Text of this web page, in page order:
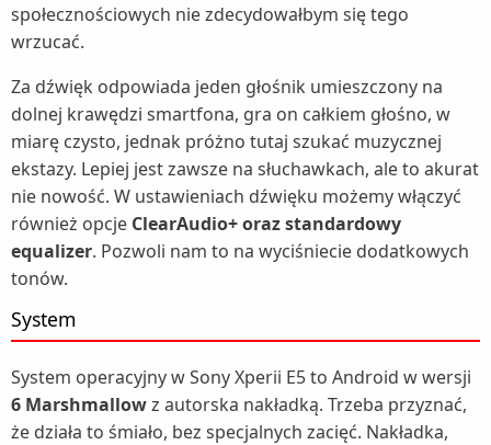
społecznościowych nie zdecydowałbym się tego
wrzucać.
Za dźwięk odpowiada jeden głośnik umieszczony na
dolnej krawędzi smartfona, gra on całkiem głośno, w
miarę czysto, jednak próżno tutaj szukać muzycznej
ekstazy. Lepiej jest zawsze na słuchawkach, ale to akurat
nie nowość. W ustawieniach dźwięku możemy włączyć
również opcje ClearAudio+ oraz standardowy
equalizer. Pozwoli nam to na wyciśniecie dodatkowych
tonów.
System
System operacyjny w Sony Xperii E5 to Android w wersji
6 Marshmallowz autorska nakładką. Trzeba przyznać,
że działa to śmiało, bez specjalnych zacięć. Nakładka,